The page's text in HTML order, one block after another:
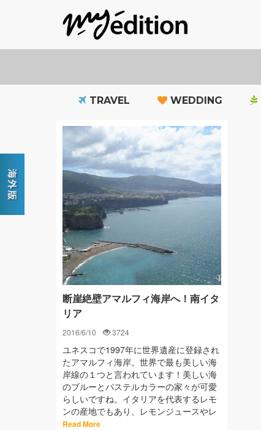
TRAVEL WEDDING
断崖絶壁アマルフィ海岸へ！南イタ
リア
2016/6/10 3724
ユネスコで1997年に世界遺産に登録され
たアマルフィ海岸。世界で最も美しい海
岸線の１つと言われています！美しい海
のブルーとパステルカラーの家々が可愛
らしいですね。イタリアを代表するレモ
ンの産地でもあり、レモンジュースやレ
Read More